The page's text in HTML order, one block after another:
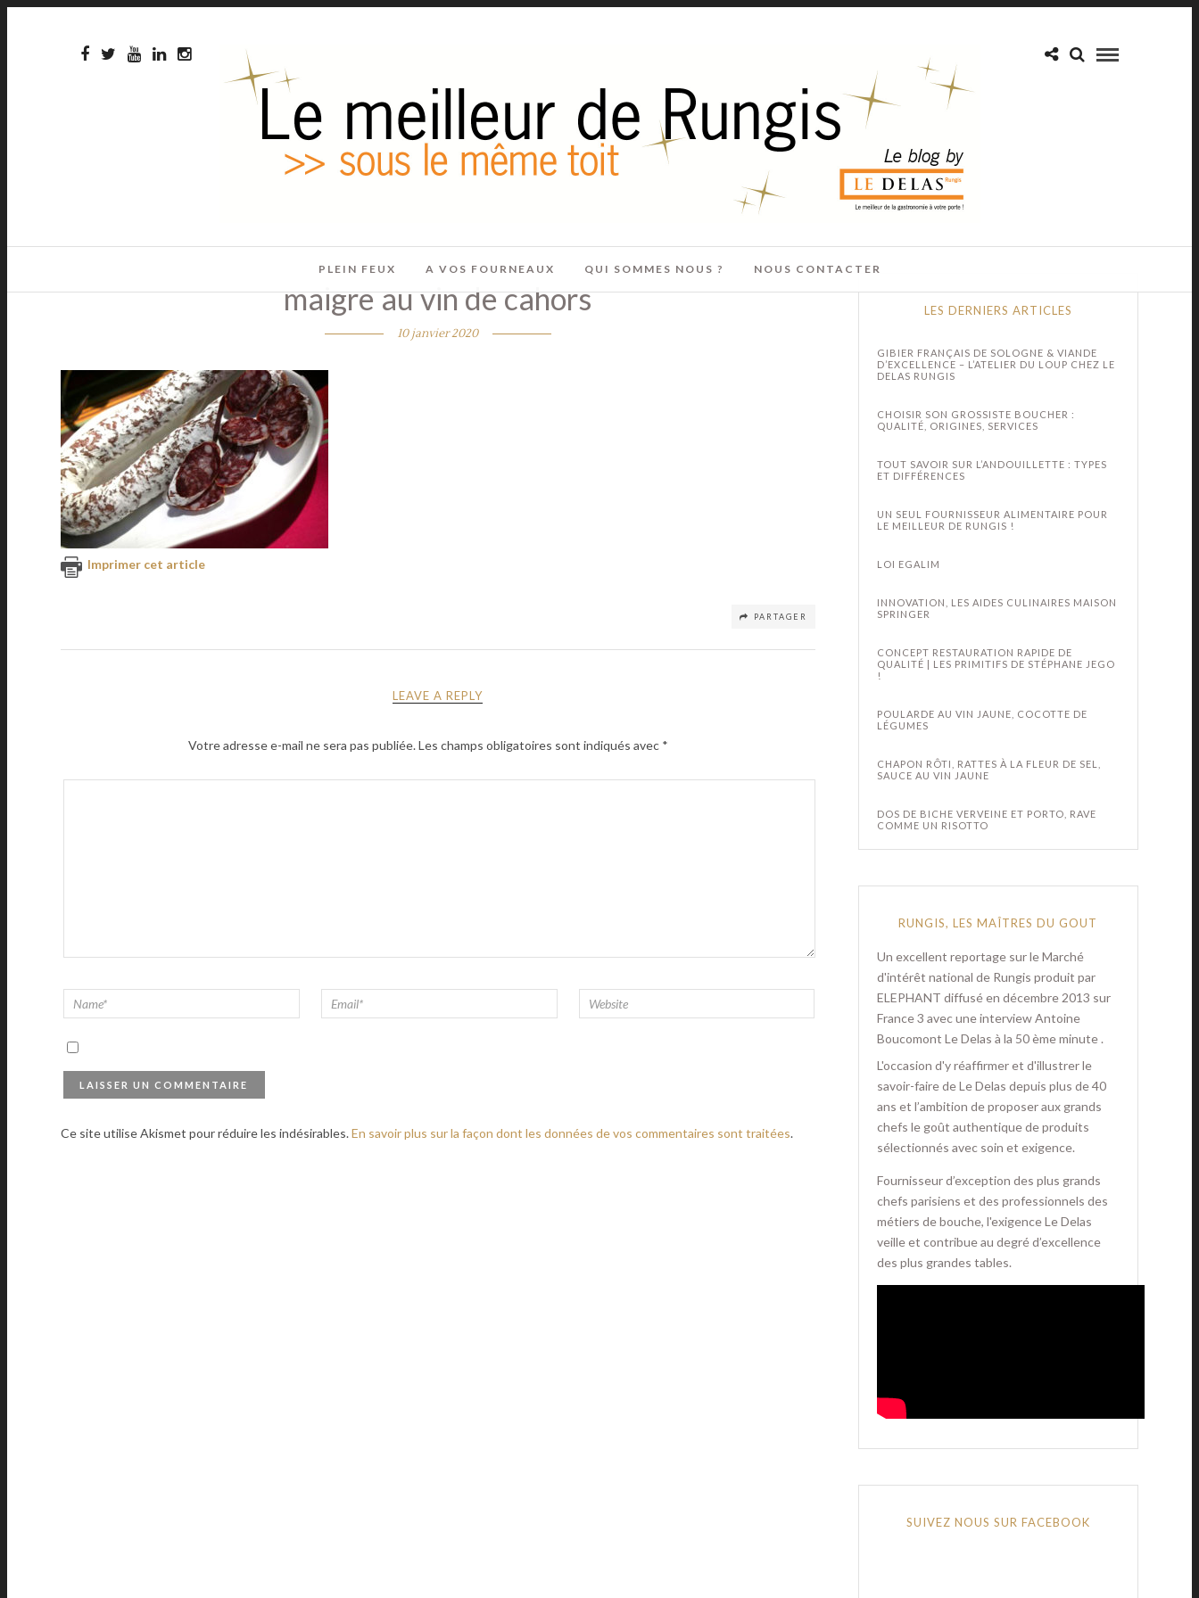
PLEIN FEUX A VOS FOURNEAUX QUI SOMMES NOUS ? NOUS CONTACTER
maigre au vin de cahors
10 janvier 2020
Imprimer cet article
PARTAGER
LEAVE A REPLY
Votre adresse e-mail ne sera pas publiée.Les champs obligatoires sont indiqués avec *
Ce site utilise Akismet pour réduire les indésirables.En savoir plus sur la façon dont les données de vos commentaires sont traitées.
LES DERNIERS ARTICLES
GIBIER FRANÇAIS DE SOLOGNE & VIANDE
D’EXCELLENCE – L’ATELIER DU LOUP CHEZ LE
DELAS RUNGIS
CHOISIR SON GROSSISTE BOUCHER :
QUALITÉ, ORIGINES, SERVICES
TOUT SAVOIR SUR L’ANDOUILLETTE : TYPES
ET DIFFÉRENCES
UN SEUL FOURNISSEUR ALIMENTAIRE POUR
LE MEILLEUR DE RUNGIS !
LOI EGALIM
INNOVATION, LES AIDES CULINAIRES MAISON
SPRINGER
CONCEPT RESTAURATION RAPIDE DE
QUALITÉ | LES PRIMITIFS DE STÉPHANE JEGO
!
POULARDE AU VIN JAUNE, COCOTTE DE
LÉGUMES
CHAPON RÔTI, RATTES À LA FLEUR DE SEL,
SAUCE AU VIN JAUNE
DOS DE BICHE VERVEINE ET PORTO, RAVE
COMME UN RISOTTO
RUNGIS, LES MAÎTRES DU GOUT
Un excellent reportage sur le Marché
d'intérêt national de Rungis produit par
ELEPHANT diffusé en décembre 2013 sur
France 3 avec une interview Antoine
Boucomont Le Delas à la 50 ème minute .
L'occasion d'y réaffirmer et d'illustrer le
savoir-faire de Le Delas depuis plus de 40
ans et l’ambition de proposer aux grands
chefs le goût authentique de produits
sélectionnés avec soin et exigence.
Fournisseur d’exception des plus grands
chefs parisiens et des professionnels des
métiers de bouche, l'exigence Le Delas
veille et contribue au degré d’excellence
des plus grandes tables.
SUIVEZ NOUS SUR FACEBOOK